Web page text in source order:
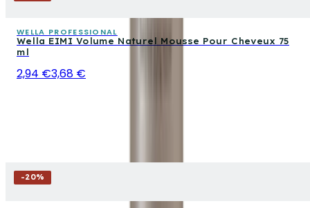
WELLA PROFESSIONAL
Wella EIMI Volume Naturel Mousse Pour Cheveux 75
ml
2,94 €3,68 €
-20%